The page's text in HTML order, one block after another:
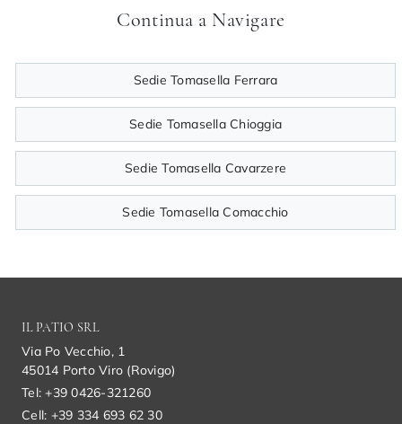
Continua a Navigare
Sedie Tomasella Ferrara
Sedie Tomasella Chioggia
Sedie Tomasella Cavarzere
Sedie Tomasella Comacchio
IL PATIO SRL
Via Po Vecchio, 1
45014 Porto Viro (Rovigo)
Tel: +39 0426-321260
Cell: +39 334 693 62 30